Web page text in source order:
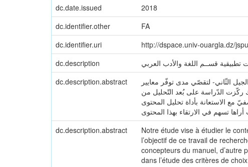
dc.date.issued
2018
dc.identifier.other
FA
dc.identifier.uri
http://dspace.univ-ouargla.dz/
dc.description
قســم اللغة والأدب العربي
dc.description.abstract
الثّاني- لتقصّي مدى توفّر معايير
ركّزت الدّراسة على بُعد التّحليل من
مع الاستعانة بأداة تحليل المحتوى
dc.description.abstract
Notre étude vise à étudier le
l’objectif de ce travail de
concepteurs du manuel, d’autre
dans l’étude des critères de